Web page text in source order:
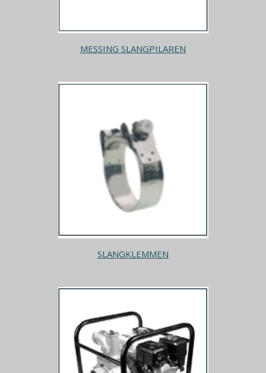
MESSING SLANGPILAREN
SLANGKLEMMEN